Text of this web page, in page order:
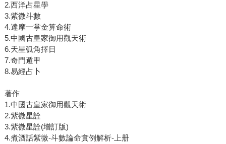
2.西洋占星學
3.紫微斗數
4.達摩一掌金算命術
5.中國古皇家御用觀天術
6.天星弧角擇日
7.奇門遁甲
8.易經占卜
著作
1.中國古皇家御用觀天術
2.紫微星詮
3.紫微星詮(增訂版)
4.煮酒話紫微-斗數論命實例解析-上册